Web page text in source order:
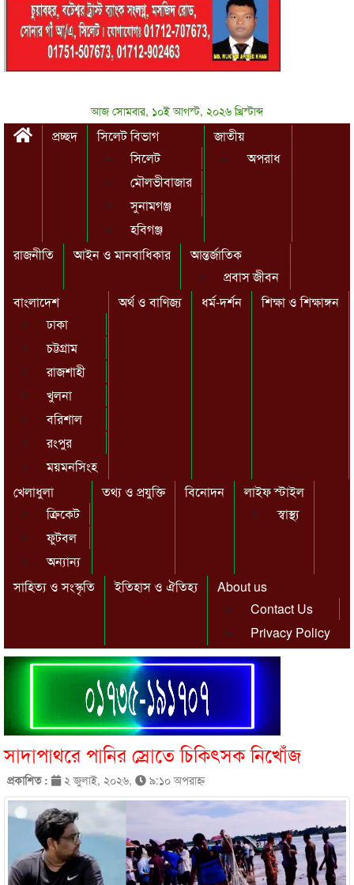
আজ সোমবার, ১০ই আগস্ট, ২০২৬ খ্রিস্টাব্দ
প্রচ্ছদ
সিলেট বিভাগ
সিলেট
মৌলভীবাজার
সুনামগঞ্জ
হবিগঞ্জ
জাতীয়
অপরাধ
রাজনীতি আইন ও মানবাধিকার
আন্তর্জাতিক
প্রবাস জীবন
বাংলাদেশ
ঢাকা
চট্টগ্রাম
রাজশাহী
খুলনা
বরিশাল
রংপুর
ময়মনসিংহ
অর্থ ও বাণিজ্য ধর্ম-দর্শন শিক্ষা ও শিক্ষাঙ্গন
খেলাধুলা
ক্রিকেট
ফুটবল
অন্যান্য
তথ্য ও প্রযুক্তি বিনোদন
লাইফ স্টাইল
স্বাস্থ্য
সাহিত্য ও সংস্কৃতি ইতিহাস ও ঐতিহ্য
About us
Contact Us
Privacy Policy
সাদাপাথরে পানির স্রোতে চিকিৎসক নিখোঁজ
প্রকাশিত : ২ জুলাই, ২০২৬, ৯:১০ অপরাহ্ণ